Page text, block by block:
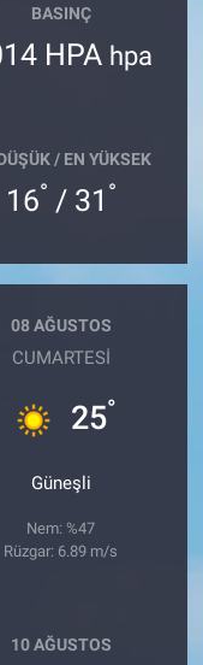
BASINÇ
HPA hpa
/ EN YÜKSEK
16° / 31 °
08 AĞUSTOS
CUMARTESI
25°
Güneşli
Nem: %47
Rüzgar: 6.89 m/s
10 AĞUSTOS